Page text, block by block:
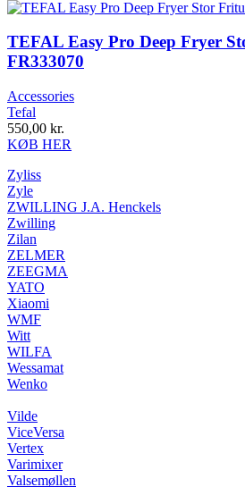
TEFAL Easy Pro Deep Fryer
FR333070
Accessories
Tefal
550,00 kr.
KØB HER
Zyliss
Zyle
ZWILLING J.A. Henckels
Zwilling
Zilan
ZELMER
ZEEGMA
YATO
Xiaomi
WMF
Witt
WILFA
Wessamat
Wenko
Vilde
ViceVersa
Vertex
Varimixer
Valsemøllen